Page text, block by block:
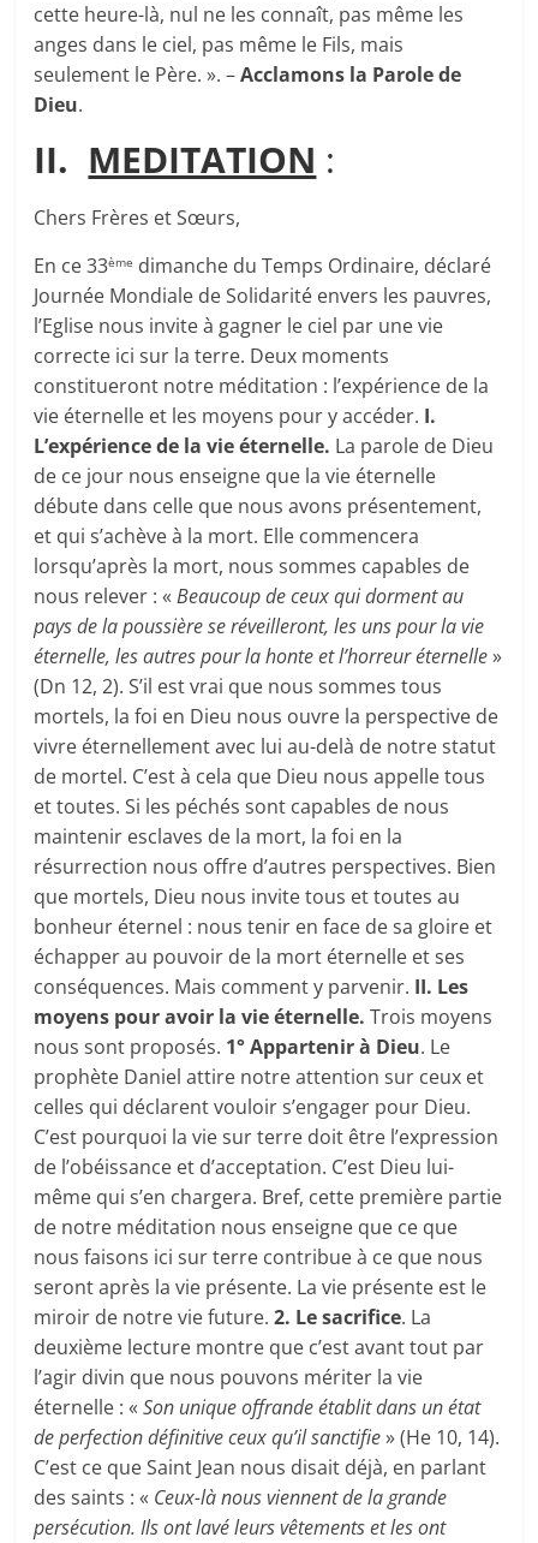
cette heure-là, nul ne les connaît, pas même les
anges dans le ciel, pas même le Fils, mais
seulement le Père. ». –Acclamons la Parole de
Dieu.
II. MEDITATION :
Chers Frères et Sœurs,
En ce 33ème dimanche du Temps Ordinaire, déclaré
Journée Mondiale de Solidarité envers les pauvres,
l’Eglise nous invite à gagner le ciel par une vie
correcte ici sur la terre. Deux moments
constitueront notre méditation : l’expérience de la
vie éternelle et les moyens pour y accéder. I.
L’expérience de la vie éternelle. La parole de Dieu
de ce jour nous enseigne que la vie éternelle
débute dans celle que nous avons présentement,
et qui s’achève à la mort. Elle commencera
lorsqu’après la mort, nous sommes capables de
nous relever : «Beaucoup de ceux qui dorment au
pays de la poussière se réveilleront, les uns pour la vie
éternelle, les autres pour la honte et l’horreur éternelle»
(Dn 12, 2). S’il est vrai que nous sommes tous
mortels, la foi en Dieu nous ouvre la perspective de
vivre éternellement avec lui au-delà de notre statut
de mortel. C’est à cela que Dieu nous appelle tous
et toutes. Si les péchés sont capables de nous
maintenir esclaves de la mort, la foi en la
résurrection nous offre d’autres perspectives. Bien
que mortels, Dieu nous invite tous et toutes au
bonheur éternel : nous tenir en face de sa gloire et
échapper au pouvoir de la mort éternelle et ses
conséquences. Mais comment y parvenir. II. Les
moyens pour avoir la vie éternelle.Trois moyens
nous sont proposés. 1° Appartenir à Dieu. Le
prophète Daniel attire notre attention sur ceux et
celles qui déclarent vouloir s’engager pour Dieu.
C’est pourquoi la vie sur terre doit être l’expression
de l’obéissance et d’acceptation. C’est Dieu lui-
même qui s’en chargera. Bref, cette première partie
de notre méditation nous enseigne que ce que
nous faisons ici sur terre contribue à ce que nous
seront après la vie présente. La vie présente est le
miroir de notre vie future.2. Le sacrifice. La
deuxième lecture montre que c’est avant tout par
l’agir divin que nous pouvons mériter la vie
éternelle : «Son unique offrande établit dans un état
de perfection définitive ceux qu’il sanctifie» (He 10, 14).
C’est ce que Saint Jean nous disait déjà, en parlant
des saints : « Ceux-là nous viennent de la grande
persécution. Ils ont lavé leurs vêtements et les ont